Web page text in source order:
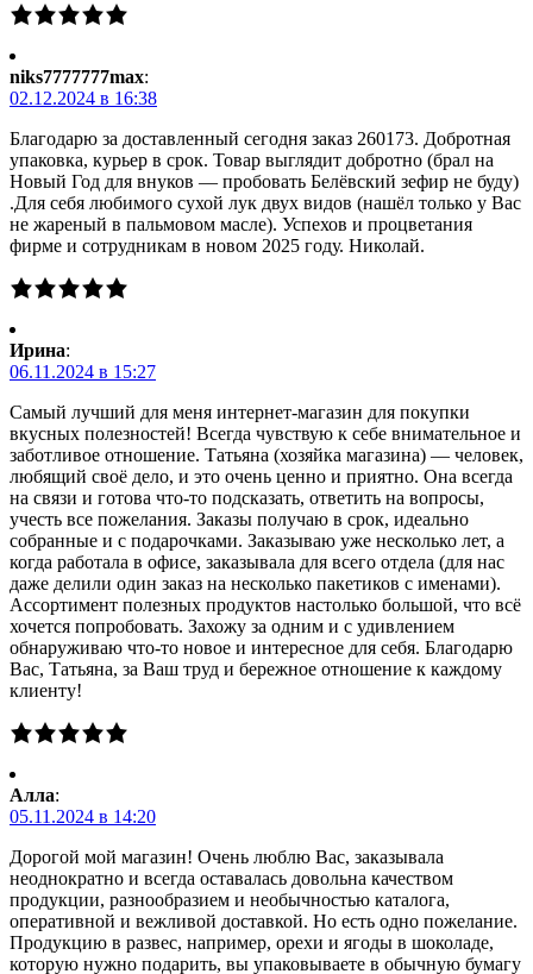
niks7777777max:
02.12.2024 в 16:38
Благодарю за доставленный сегодня заказ 260173. Добротная
упаковка, курьер в срок. Товар выглядит добротно (брал на
Новый Год для внуков — пробовать Белёвский зефир не буду)
.Для себя любимого сухой лук двух видов (нашёл только у Вас
не жареный в пальмовом масле). Успехов и процветания
фирме и сотрудникам в новом 2025 году. Николай.
Ирина:
06.11.2024 в 15:27
Самый лучший для меня интернет-магазин для покупки
вкусных полезностей! Всегда чувствую к себе внимательное и
заботливое отношение. Татьяна (хозяйка магазина) — человек,
любящий своё дело, и это очень ценно и приятно. Она всегда
на связи и готова что-то подсказать, ответить на вопросы,
учесть все пожелания. Заказы получаю в срок, идеально
собранные и с подарочками. Заказываю уже несколько лет, а
когда работала в офисе, заказывала для всего отдела (для нас
даже делили один заказ на несколько пакетиков с именами).
Ассортимент полезных продуктов настолько большой, что всё
хочется попробовать. Захожу за одним и с удивлением
обнаруживаю что-то новое и интересное для себя. Благодарю
Вас, Татьяна, за Ваш труд и бережное отношение к каждому
клиенту!
Алла:
05.11.2024 в 14:20
Дорогой мой магазин! Очень люблю Вас, заказывала
неоднократно и всегда оставалась довольна качеством
продукции, разнообразием и необычностью каталога,
оперативной и вежливой доставкой. Но есть одно пожелание.
Продукцию в развес, например, орехи и ягоды в шоколаде,
которую нужно подарить, вы упаковываете в обычную бумагу